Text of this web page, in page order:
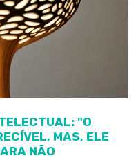
"O
MAS, ELE
NÃO